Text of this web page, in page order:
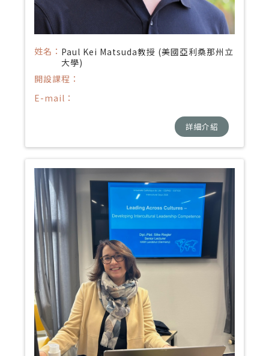
姓名： Paul Kei Matsuda教授 (美國亞利桑那州立
大學)
開設課程：
E-mail：
詳細介紹